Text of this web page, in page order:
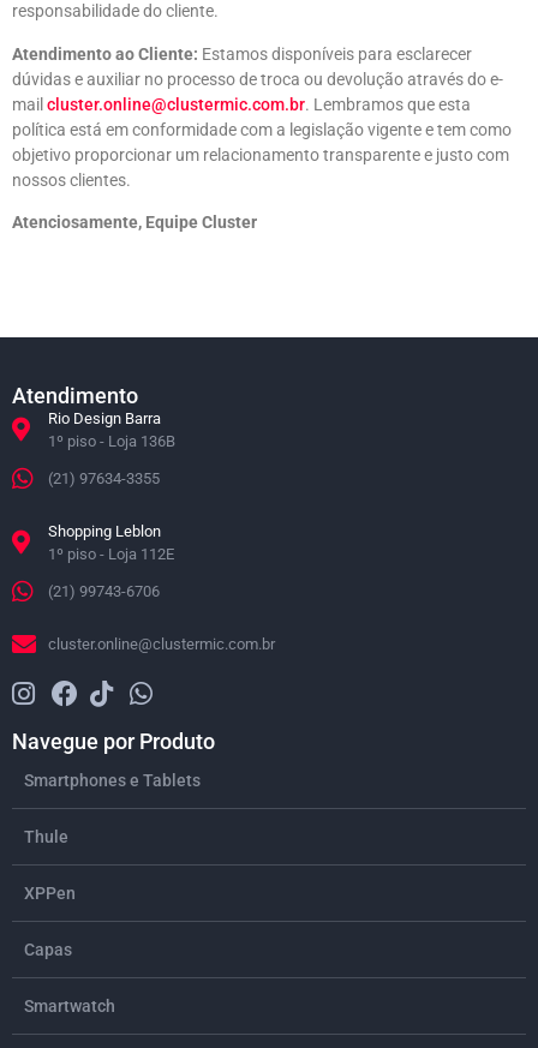
responsabilidade do cliente.
Atendimento ao Cliente: Estamos disponíveis para esclarecer
dúvidas e auxiliar no processo de troca ou devolução através do e-
mail cluster.online@clustermic.com.br. Lembramos que esta
política está em conformidade com a legislação vigente e tem como
objetivo proporcionar um relacionamento transparente e justo com
nossos clientes.
Atenciosamente, Equipe Cluster
Atendimento
Rio Design Barra
1º piso - Loja 136B
(21) 97634-3355
Shopping Leblon
1º piso - Loja 112E
(21) 99743-6706
cluster.online@clustermic.com.br
Navegue por Produto
Smartphones e Tablets
Thule
XPPen
Capas
Smartwatch